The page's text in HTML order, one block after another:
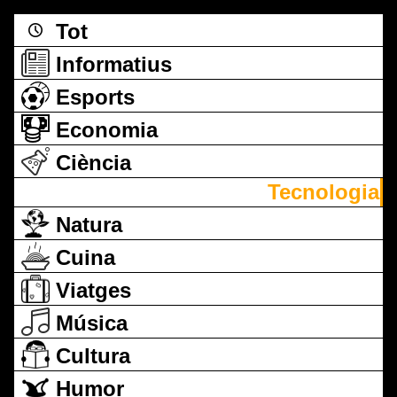
Tot
Informatius
Esports
Economia
Ciència
Tecnologia
Natura
Cuina
Viatges
Música
Cultura
Humor